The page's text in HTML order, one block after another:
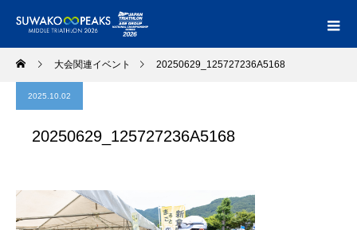
大会関連イベント 20250629_125727236A5168
2025.10.02
20250629_125727236A5168